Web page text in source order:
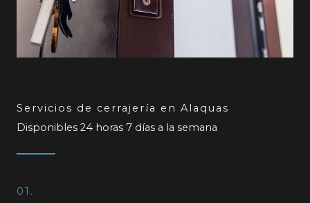
Servicios de cerrajería en Alaquas
Disponibles 24 horas 7 días a la semana
01.